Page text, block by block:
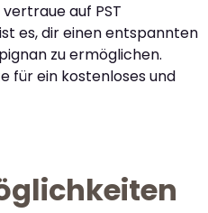
auf PST
es, dir einen entspannten
zu ermöglichen.
für ein kostenloses und